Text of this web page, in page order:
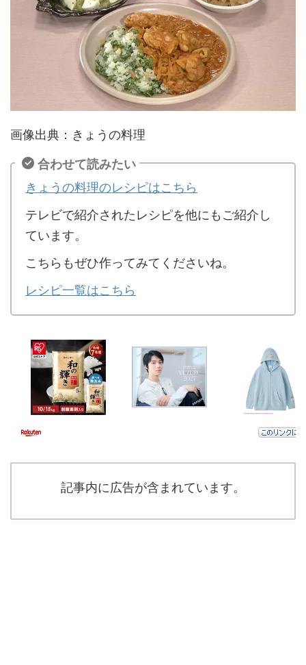
画像出典：きょうの料理
合わせて読みたい
きょうの料理のレシピはこちら
テレビで紹介されたレシピを他にもご紹介し
ています。
こちらもぜひ作ってみてくださいね。
レシピ一覧はこちら
記事内に広告が含まれています。